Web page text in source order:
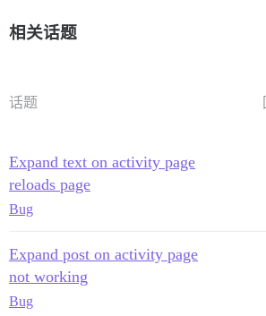
相关话题
话题
Expand text on activity page
reloads page
Bug
Expand post on activity page
not working
Bug